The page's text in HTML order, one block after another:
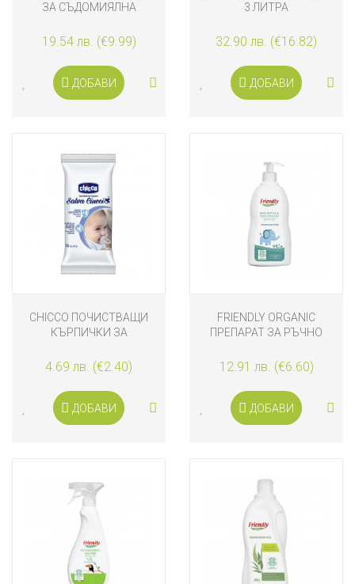
ЗА СЪДОМИЯЛНА
19.54 лв. (€9.99)
ДОБАВИ
3 ЛИТРА
32.90 лв. (€16.82)
ДОБАВИ
CHICCO ПОЧИСТВАЩИ
КЪРПИЧКИ ЗА
4.69 лв. (€2.40)
ДОБАВИ
FRIENDLY ORGANIC
ПРЕПАРАТ ЗА РЪЧНО
ШИШЕТА И СЪДОВЕ 500
12.91 лв. (€6.60)
ДОБАВИ